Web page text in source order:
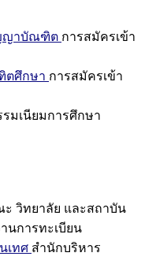
ญาบัณฑิต การสมัครเข้า
ตศึกษา การสมัครเข้า
รมเนียมการศึกษา
วิทยาลัย และสถาบัน
นการทะเบียน
เทศ สำนักบริหาร